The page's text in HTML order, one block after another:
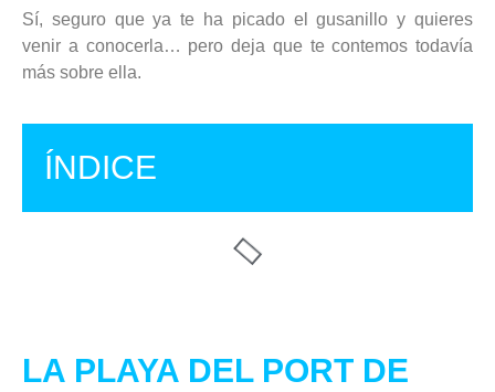
Sí, seguro que ya te ha picado el gusanillo y quieres
venir a conocerla… pero deja que te contemos todavía
más sobre ella.
ÍNDICE
LA PLAYA DEL PORT DE